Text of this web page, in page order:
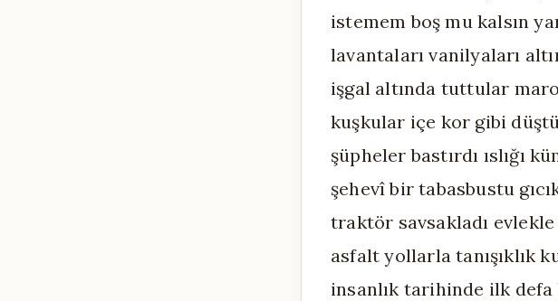
istemem boş mu kalsın
lavantaları vanilyaları
işgal altında tuttular
kuşkular içe kor gibi
şüpheler bastırdı ıslığı
şehevî bir tabasbustu
traktör savsakladı evlekle
asfalt yollarla tanışıklık
insanlık tarihinde ilk defa